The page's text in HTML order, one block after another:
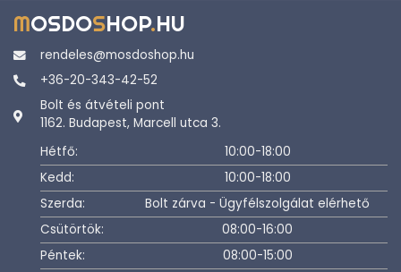
MOSDOSHOP.HU
rendeles@mosdoshop.hu
+36-20-343-42-52
Bolt és átvételi pont
1162. Budapest, Marcell utca 3.
Hétfő:
10:00-18:00
Kedd:
10:00-18:00
Szerda:
Bolt zárva - Ügyfélszolgálat elérhető
Csütörtök:
08:00-16:00
Péntek:
08:00-15:00